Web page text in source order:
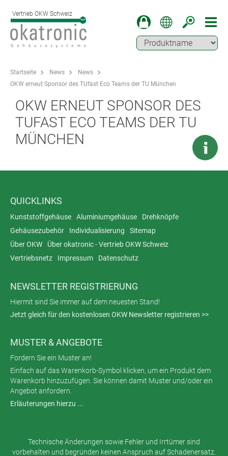
Vertrieb OKW Schweiz
Startseite News
News
OKW erneut Sponsor des TUfast Eco Teams der TU München
OKW ERNEUT SPONSOR DES
TUFAST ECO TEAMS DER TU
MÜNCHEN
QUICKLINKS
Kunststoffgehäuse Aluminiumgehäuse
Drehknöpfe
Gehäusezubehör
Individualisierung
Sitemap
Über OKW
Über okatronic - Vertrieb OKW Schweiz
Vertriebsnetz
Impressum Datenschutz
NEWSLETTER REGISTRIERUNG
Hiermit sind Sie immer auf dem neuesten Stand!
Jetzt gleich für den kostenlosen OKW Newsletter registrieren >>
MUSTER & ANGEBOTE
Fordern Sie ein Muster an!
Einfach auf das Warenkorb-Symbol klicken, um ein Produkt dem
Warenkorb hinzuzufügen. Sie können damit Muster und/oder ein
Angebot anfordern.
Erläuterungen hierzu ...
Technische Änderungen sowie Fehler und Irrtümer sind
vorbehalten und begründen keinen Anspruch auf Schadenersatz.